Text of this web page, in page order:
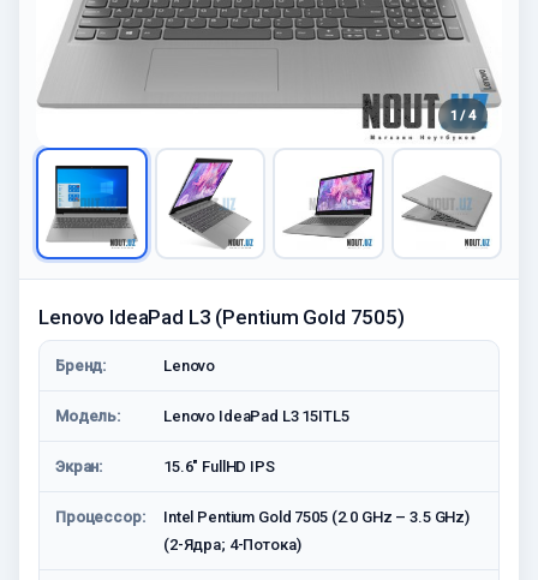
1 / 4
Lenovo IdeaPad L3 (Pentium Gold 7505)
Бренд: Lenovo
Модель: Lenovo IdeaPad L3 15ITL5
Экран: 15.6" FullHD IPS
Процессор:
Intel Pentium Gold 7505 (2.0 GHz – 3.5 GHz)
(2-Ядра; 4-Потока)